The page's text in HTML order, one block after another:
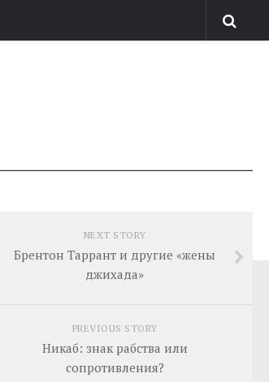
NEXT STORY
Брентон Таррант и другие «жены
джихада»
PREVIOUS STORY
Никаб: знак рабства или
сопротивления?